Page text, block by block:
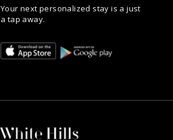
Your next personalized stay is a just
a tap away.